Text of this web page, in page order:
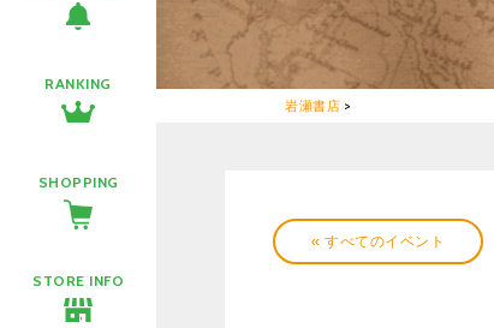
RANKING
SHOPPING
STORE INFO
岩瀬書店 >
« すべてのイベント